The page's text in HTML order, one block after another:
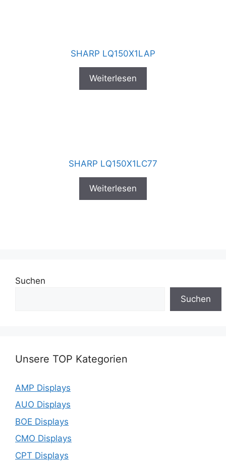
SHARP LQ150X1LAP
Weiterlesen
SHARP LQ150X1LC77
Weiterlesen
Suchen
Suchen
Unsere TOP Kategorien
AMP Displays
AUO Displays
BOE Displays
CMO Displays
CPT Displays